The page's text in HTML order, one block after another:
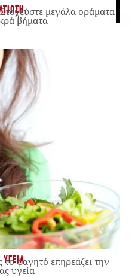
μεγάλα οράματα
βήματα
φαγητό επηρεάζει την
υγεία